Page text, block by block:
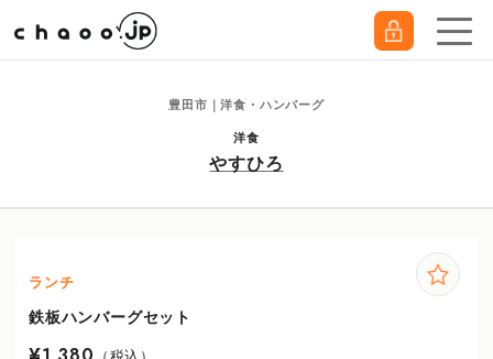
豊田市｜洋食・ハンバーグ
洋食
やすひろ
ランチ
鉄板ハンバーグセット